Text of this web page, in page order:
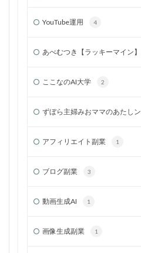
YouTube運用 4
あべむつき【ラッキーマイン】
ここなのAI大学 2
ずぼら主婦みおママのあたし
アフィリエイト副業 1
ブログ副業 3
動画生成AI 1
画像生成副業 1